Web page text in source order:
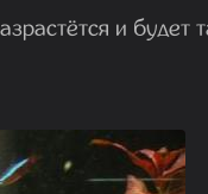
и будет